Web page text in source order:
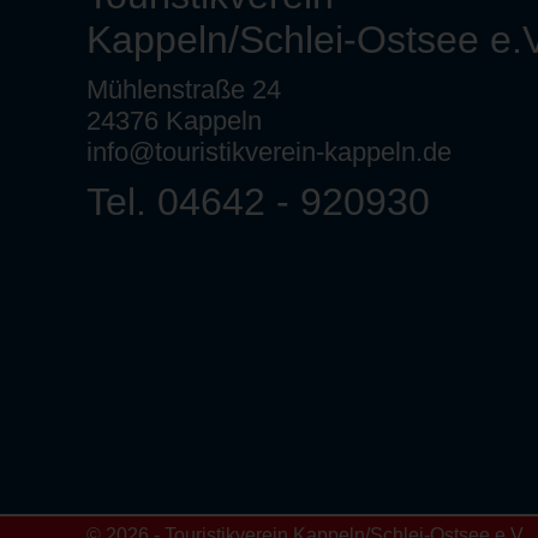
Kappeln/Schlei-Ostsee
Mühlenstraße 24
24376 Kappeln
info@touristikverein-kappeln.de
Tel. 04642 - 920930